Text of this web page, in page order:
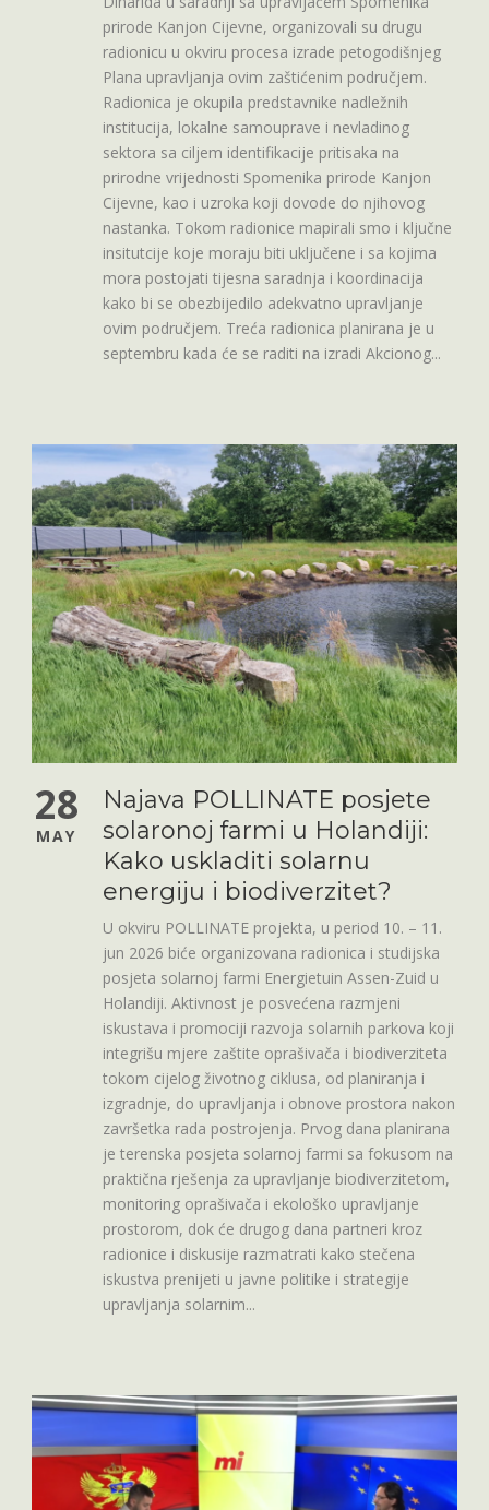
prirode Kanjon Cijevne, organizovali su drugu
radionicu u okviru procesa izrade petogodišnjeg
Plana upravljanja ovim zaštićenim područjem.
Radionica je okupila predstavnike nadležnih
institucija, lokalne samouprave i nevladinog
sektora sa ciljem identifikacije pritisaka na
prirodne vrijednosti Spomenika prirode Kanjon
Cijevne, kao i uzroka koji dovode do njihovog
nastanka. Tokom radionice mapirali smo i ključne
insitutcije koje moraju biti uključene i sa kojima
mora postojati tijesna saradnja i koordinacija
kako bi se obezbijedilo adekvatno upravljanje
ovim područjem. Treća radionica planirana je u
septembru kada će se raditi na izradi Akcionog...
28
MAY
Najava POLLINATE posjete
solaronoj farmi u Holandiji:
Kako uskladiti solarnu
energiju i biodiverzitet?
U okviru POLLINATE projekta, u period 10. – 11.
jun 2026 biće organizovana radionica i studijska
posjeta solarnoj farmi Energietuin Assen-Zuid u
Holandiji. Aktivnost je posvećena razmjeni
iskustava i promociji razvoja solarnih parkova koji
integrišu mjere zaštite oprašivača i biodiverziteta
tokom cijelog životnog ciklusa, od planiranja i
izgradnje, do upravljanja i obnove prostora nakon
završetka rada postrojenja. Prvog dana planirana
je terenska posjeta solarnoj farmi sa fokusom na
praktična rješenja za upravljanje biodiverzitetom,
monitoring oprašivača i ekološko upravljanje
prostorom, dok će drugog dana partneri kroz
radionice i diskusije razmatrati kako stečena
iskustva prenijeti u javne politike i strategije
upravljanja solarnim...